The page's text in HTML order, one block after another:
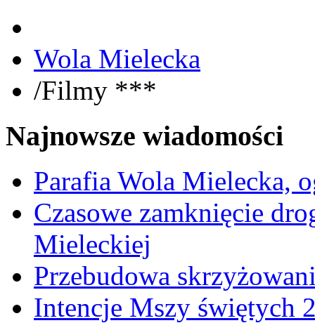
Wola Mielecka
/Filmy ***
Najnowsze wiadomości
Parafia Wola Mielecka,
Czasowe zamknięcie
Mieleckiej
Przebudowa
Intencje Mszy świętych